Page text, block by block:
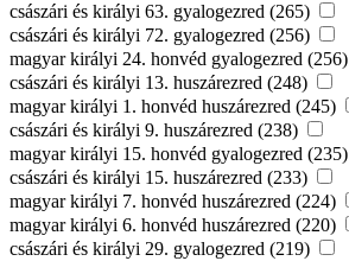
császári és királyi 63. gyalogezred (265)
császári és királyi 72. gyalogezred (256)
magyar királyi 24. honvéd gyalogezred (256)
császári és királyi 13. huszárezred (248)
magyar királyi 1. honvéd huszárezred (245)
császári és királyi 9. huszárezred (238)
magyar királyi 15. honvéd gyalogezred (235)
császári és királyi 15. huszárezred (233)
magyar királyi 7. honvéd huszárezred (224)
magyar királyi 6. honvéd huszárezred (220)
császári és királyi 29. gyalogezred (219)